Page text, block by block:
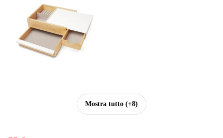
Mostra tutto (+8)